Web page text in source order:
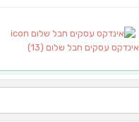
אינדקס עסקים חבל שלום (13)